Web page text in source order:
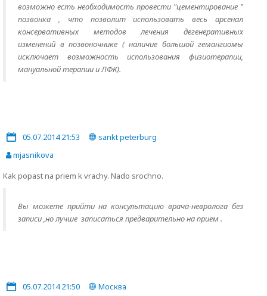
возможно есть необходимость провести "цементирование "
позвонка , что позволит использовать весь арсенал
консервативных методов лечения дегенеративных
изменений в позвоночнике ( наличие большой гемангиомы
исключает возможность использования физиотерапии,
мануальной терапии и ЛФК).
05.07.2014 21:53
sankt peterburg
mjasnikova
Kak popast na priem k vrachy. Nado srochno.
Вы можете прийти на консультацию врача-невролога без
записи ,но лучше записаться предварительно на прием .
05.07.2014 21:50 Москва